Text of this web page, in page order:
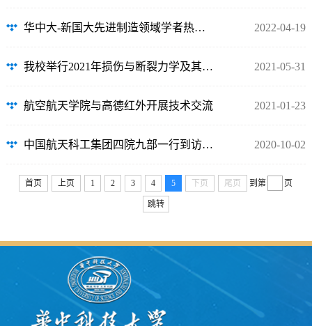
华中大-新国大先进制造领域学者热议“增材制造的高保真度模拟” 2022-04-19
我校举行2021年损伤与断裂力学及其工程应用研讨会 2021-05-31
航空航天学院与高德红外开展技术交流 2021-01-23
中国航天科工集团四院九部一行到访我院进行交流调研 2020-10-02
首页 上页 1 2 3 4 5 下页 尾页 到第 页
跳转